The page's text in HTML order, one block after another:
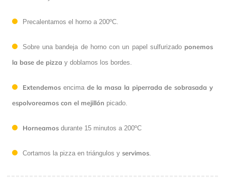
Precalentamos el horno a 200ºC.
Sobre una bandeja de horno con un papel sulfurizado ponemos
la base de pizza y doblamos los bordes.
Extendemos encimade la masa la piperrada de sobrasada y
espolvoreamos con el mejillón picado.
Horneamos durante 15 minutos a 200ºC
Cortamos la pizza en triángulos y servimos